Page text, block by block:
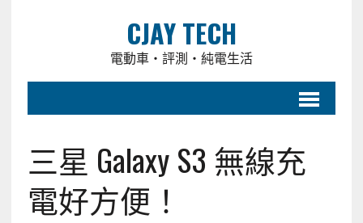
CJAY TECH
電動車・評測・純電生活
三星 Galaxy S3 無線充
電好方便！